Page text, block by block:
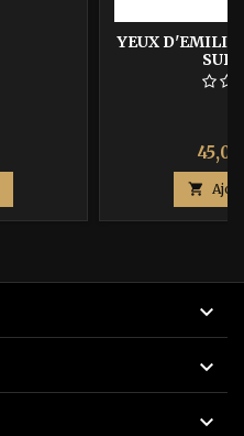
YEUX D'EMILIE
Prix



